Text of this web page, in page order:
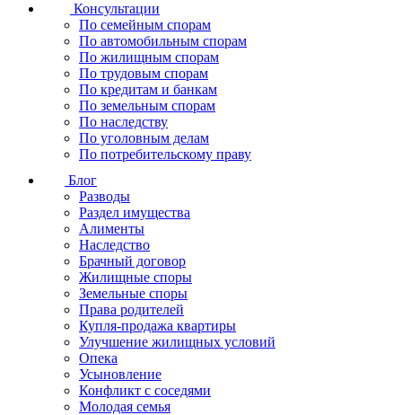
Консультации
По семейным спорам
По автомобильным спорам
По жилищным спорам
По трудовым спорам
По кредитам и банкам
По земельным спорам
По наследству
По уголовным делам
По потребительскому праву
Блог
Разводы
Раздел имущества
Алименты
Наследство
Брачный договор
Жилищные споры
Земельные споры
Права родителей
Купля-продажа квартиры
Улучшение жилищных условий
Опека
Усыновление
Конфликт с соседями
Молодая семья